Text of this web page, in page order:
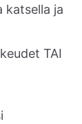
ja
TAI